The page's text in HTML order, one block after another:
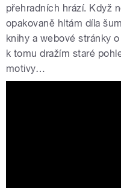
přehradních hrází. Když
opakovaně hltám díla
knihy a webové stránky
k tomu dražím staré
motivy…